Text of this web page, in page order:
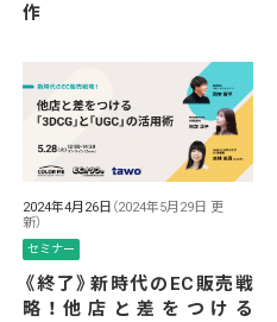
作
2024年4月26日 （2024年5月29日 更
新）
セミナー
《終了》新時代のEC販売戦
略！他店と差をつける